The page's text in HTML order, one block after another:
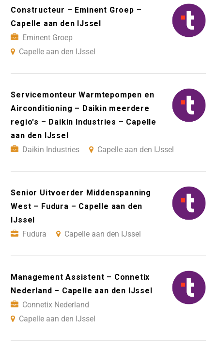
Constructeur – Eminent Groep –
Capelle aan den IJssel
Eminent Groep
Capelle aan den IJssel
Servicemonteur Warmtepompen en
Airconditioning – Daikin meerdere
regio's – Daikin Industries – Capelle
aan den IJssel
Daikin Industries
Capelle aan den IJssel
Senior Uitvoerder Middenspanning
West – Fudura – Capelle aan den
IJssel
Fudura
Capelle aan den IJssel
Management Assistent – Connetix
Nederland – Capelle aan den IJssel
Connetix Nederland
Capelle aan den IJssel